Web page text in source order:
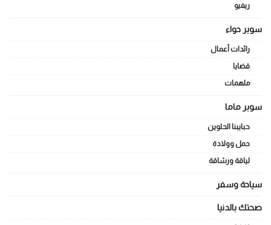
ريفيو
سوبر حواء
رائدات أعمال
قضايا
ملهمات
سوبر ماما
حبايبنا الحلوين
حمل وولادة
لياقة ورشاقة
سياحة وسفر
صحتك بالدنيا